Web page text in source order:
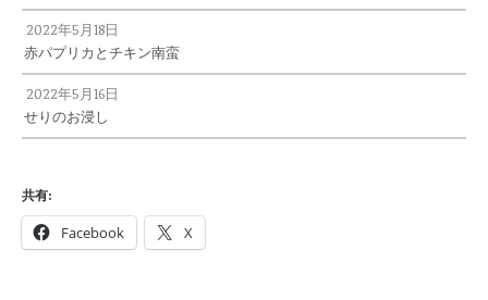
2022年5月18日
赤パプリカとチキン南蛮
2022年5月16日
せりのお浸し
共有:
Facebook X